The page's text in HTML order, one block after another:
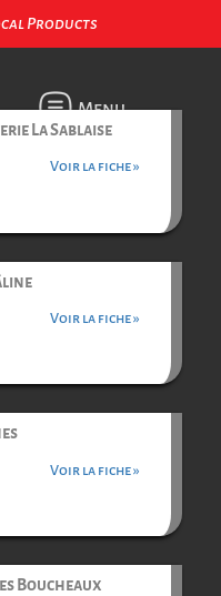
Products
Menu
La Sablaise
Voir la fiche »
Voir la fiche »
Voir la fiche »
Boucheaux